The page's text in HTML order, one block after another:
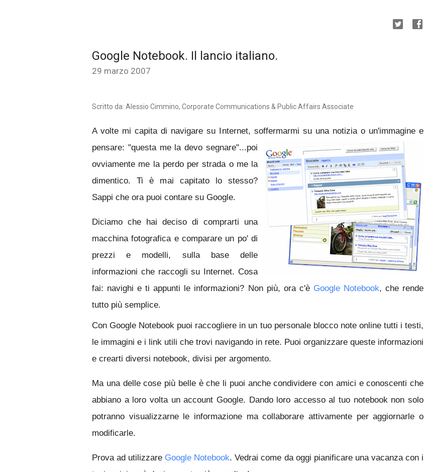
Google Notebook. Il lancio italiano.
29 marzo 2007
Scritto da: Alessio Cimmino, Corporate Communications & Public Affairs Associate
A volte mi capita di navigare su Internet, soffermarmi su unanotizia o un'immagine e
pensare: "questa me la devo segnare"...poi
ovviamente me la perdo per strada o me la
dimentico. Ti è mai capitato lo stesso?
Sappi che ora puoi contare su Google.
Diciamo che hai deciso di comprarti una
macchina fotografica e comparare un po' di
prezzi e modelli, sulla base delle
informazioni che raccogli su Internet. Cosa
fai: navighi e ti appunti le informazioni? Non più, ora c'è Google Notebook, che rende
tutto più semplice.
Con Google Notebook puoi raccogliere in un tuo personale blocco note online tutti i testi,
le immagini e i link utili che trovi navigando in rete. Puoi organizzare queste informazioni
e crearti diversi notebook, divisi per argomento.
Ma una delle cose più belle è che li puoi anche condividere con amici e conoscenti che
abbiano a loro volta un account Google. Dando loro accesso al tuo notebook non solo
potranno visualizzarne le informazione ma collaborare attivamente per aggiornarle o
modificarle.
Prova ad utilizzare Google Notebook. Vedrai come da oggi pianificare una vacanza con i